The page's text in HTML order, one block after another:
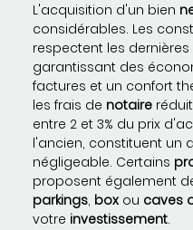
L'acquisition d'un bien
considérables. Les
respectent les
garantissant des
factures et un confort
les frais de notaire
entre 2 et 3% du prix
l'ancien, constituent un
négligeable. Certains
proposent également
parkings, box ou caves
votre investissement.